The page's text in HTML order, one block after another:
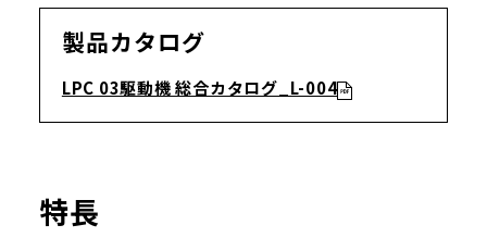
製品カタログ
LPC 03駆動機 総合カタログ_L-004
特長